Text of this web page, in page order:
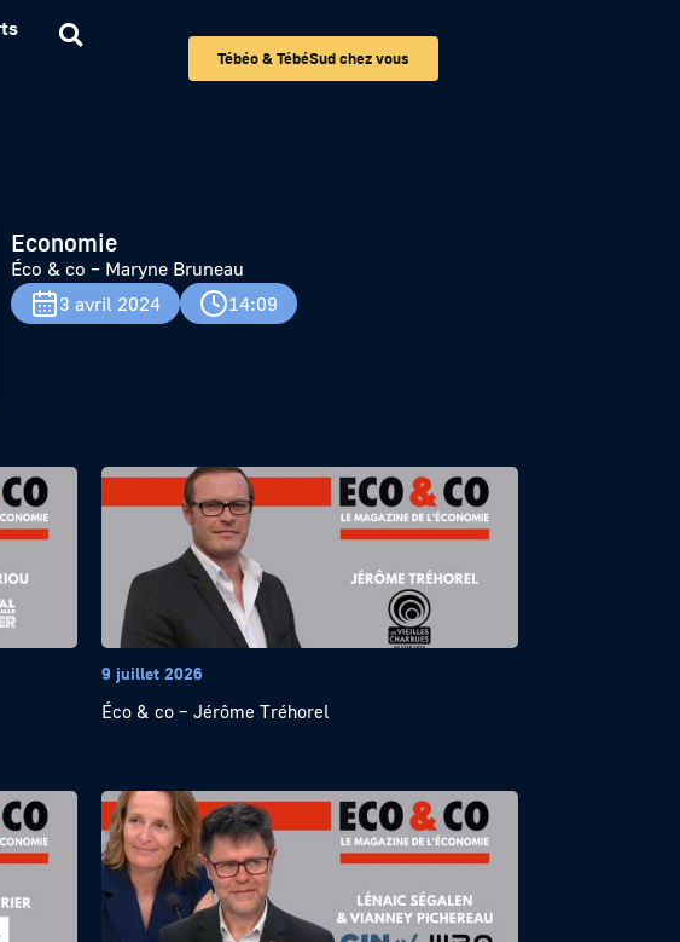
Tébéo & TébéSud chez vous
Economie
Éco & co – Maryne Bruneau
3 avril 2024
14:09
9 juillet 2026
Éco & co – Jérôme Tréhorel